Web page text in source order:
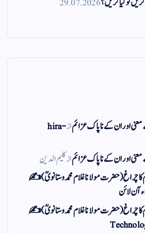
اور ان کے نا پاک عزائمازhira-
اور ان کے نا پاک عزائمازکلیم الدین
چراغ(حضرت مولانا غلام محمد وستانویؒ)✍
آن لائن
چراغ(حضرت مولانا غلام محمد وستانویؒ)✍